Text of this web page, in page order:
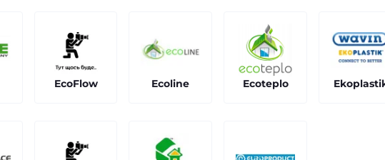
EcoFlow Ecoline Ecoteplo